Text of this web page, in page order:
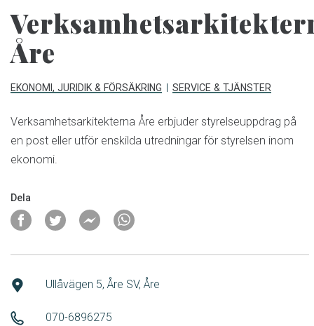
Åre
EKONOMI, JURIDIK & FÖRSÄKRING SERVICE & TJÄNSTER
Verksamhetsarkitekterna Åre erbjuder styrelseuppdrag på
en post eller utför enskilda utredningar för styrelsen inom
ekonomi.
Dela
Ullåvägen 5, Åre SV, Åre
070-6896275